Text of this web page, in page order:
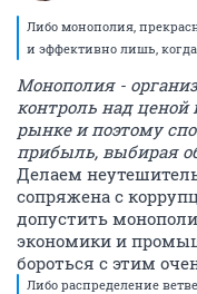
Либо монополия,
и эффективно лишь, когда
Монополия -
контроль над
рынке и поэтому
прибыль, выбирая
Делаем
сопряжена с
допустить
экономики и
бороться с этим
Либо распределение